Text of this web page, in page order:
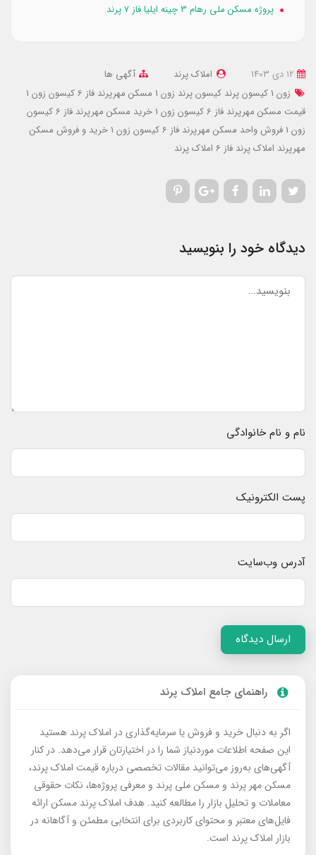
پروژه مسکن ملی رهام 3 چینه ایلیا فاز 7 پرند
املاک پرند
آگهی ها
زون 1 کیسون پرند
کیسون پرند زون 1
مسکن مهرپرند فاز 6 کیسون زون 1
قیمت مسکن مهرپرند فاز 6 کیسون زون 1
خرید مسکن مهرپرند فاز 6 کیسون
زون 1 فروش واحد مسکن مهرپرند فاز 6 کیسون زون 1
خرید و فروش مسکن
مهرپرند املاک پرند فاز 6 املاک پرند
دیدگاه خود را بنویسید
نام و نام خانوادگی
پست الکترونیک
آدرس وب‌سایت
ارسال دیدگاه
راهنمای جامع املاک پرند
اگر به دنبال خرید و فروش یا سرمایه‌گذاری در املاک پرند هستید
این صفحه اطلاعات موردنیاز شما را در اختیارتان قرار می‌دهد. در کنار
آگهی‌های به‌روز می‌توانید مقالات تخصصی درباره قیمت املاک پرند،
مسکن مهر پرند و مسکن ملی پرند و معرفی پروژه‌ها، نکات حقوقی
معاملات و تحلیل بازار را مطالعه کنید. هدف املاک پرند مسکن ارائه
فایل‌های معتبر و محتوای کاربردی برای انتخابی مطمئن و آگاهانه در
بازار املاک پرند است.